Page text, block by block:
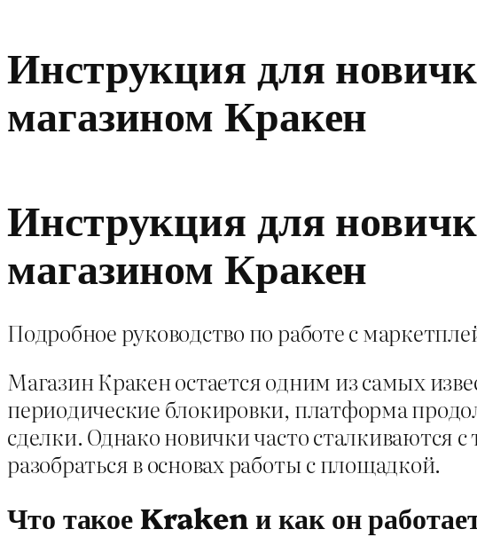
Инструкция для
магазином Кракен
Инструкция для
магазином Кракен
Подробное руководство по работе с
Магазин Кракен остается одним из самых
периодические блокировки, платформа
сделки. Однако новички часто
разобраться в основах работы с площадкой.
Что такое Kraken и как он